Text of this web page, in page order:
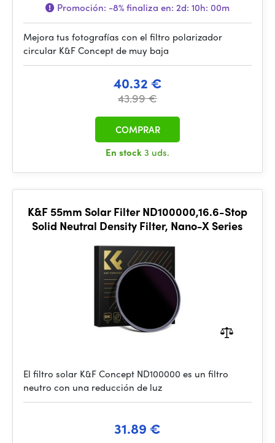
Promoción: -8%finaliza en: 2d: 10h: 00m
Mejora tus fotografías con el filtro polarizador
circular K&F Concept de muy baja
40.32 €
43.99 €
En stock3 uds.
COMPRAR
K&F 55mm Solar Filter ND100000,16.6-Stop
Solid Neutral Density Filter, Nano-X Series
El filtro solar K&F Concept ND100000 es un filtro
neutro con una reducción de luz
31.89 €